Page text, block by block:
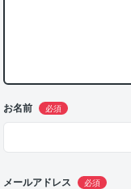
お名前 必須
メールアドレス 必須